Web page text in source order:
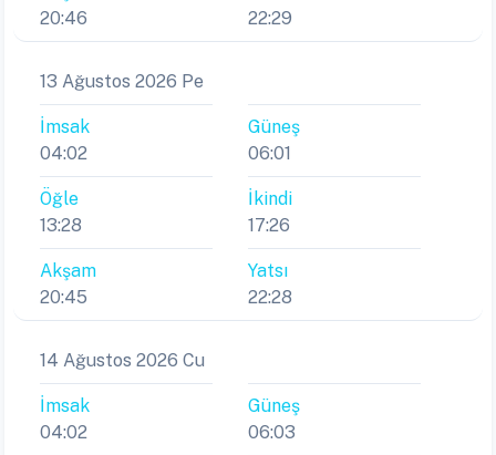
20:46
22:29
13 Ağustos 2026 Pe
İmsak
04:02
Güneş
06:01
Öğle
13:28
İkindi
17:26
Akşam
20:45
Yatsı
22:28
14 Ağustos 2026 Cu
İmsak
04:02
Güneş
06:03